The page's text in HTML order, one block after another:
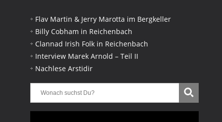
Flav Martin & Jerry Marotta im Bergkeller
Billy Cobham in Reichenbach
Clannad Irish Folk in Reichenbach
Interview Marek Arnold – Teil II
Nachlese Arstidir